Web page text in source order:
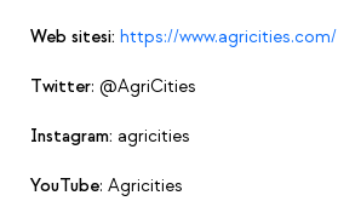
Web sitesi: https://www.agricities.com/
Twitter: @AgriCities
Instagram: agricities
YouTube: Agricities